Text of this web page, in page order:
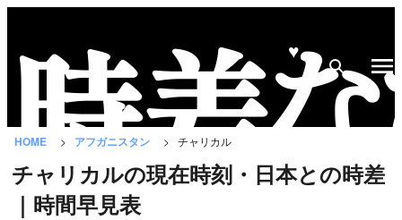
♥
HOME アフガニスタン チャリカル
チャリカルの現在時刻・日本との時差
｜時間早見表
な
と
は？